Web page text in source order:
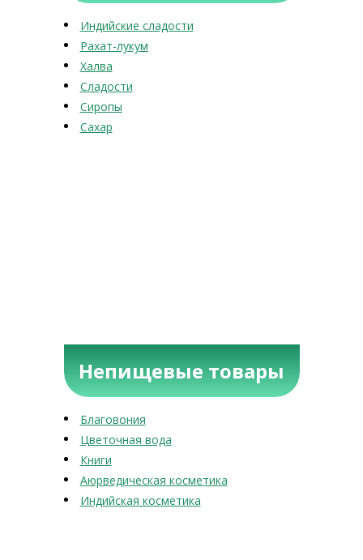
Индийские сладости
Рахат-лукум
Халва
Сладости
Сиропы
Сахар
Непищевые товары
Благовония
Цветочная вода
Книги
Аюрведическая косметика
Индийская косметика